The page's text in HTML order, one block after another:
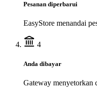
Pesanan diperbarui
EasyStore menandai
4
Anda dibayar
Gateway menyetorkan